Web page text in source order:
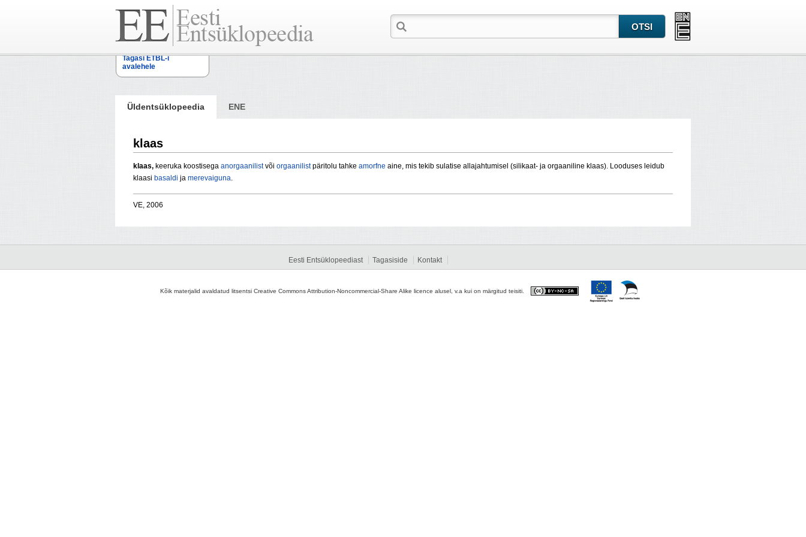
Tagasi ETBL-i
avalehele
Üldentsüklopeedia ENE
klaas
klaas, keeruka koostisega anorgaanilistvõi orgaanilistpäritolu tahke amorfne aine, mis tekib sulatise allajahtumisel (silikaat- ja orgaaniline klaas). Looduses leidub
klaasi basaldi ja merevaiguna.
VE, 2006
Eesti Entsüklopeediast Tagasiside Kontakt
Kõik materjalid avaldatud litsentsi Creative Commons Attribution-Noncommercial-Share Alike licence alusel, v.a kui on märgitud teisiti.